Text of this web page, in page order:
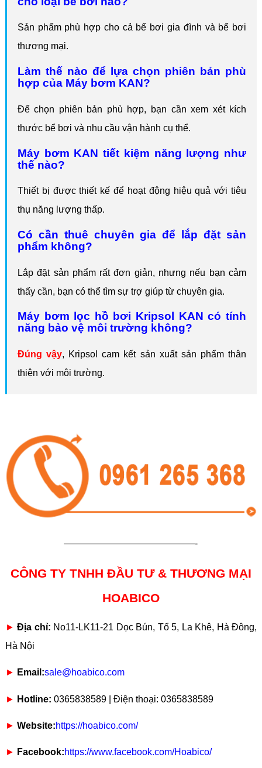
Sản phẩm phù hợp cho cả bể bơi gia đình và bể bơi
thương mại.
Làm thế nào để lựa chọn phiên bản phù
hợp của Máy bơm KAN?
Để chọn phiên bản phù hợp, bạn cần xem xét kích
thước bể bơi và nhu cầu vận hành cụ thể.
Máy bơm KAN tiết kiệm năng lượng như
thế nào?
Thiết bị được thiết kế để hoạt động hiệu quả với tiêu
thụ năng lượng thấp.
Có cần thuê chuyên gia để lắp đặt sản
phẩm không?
Lắp đặt sản phẩm rất đơn giản, nhưng nếu bạn cảm
thấy cần, bạn có thể tìm sự trợ giúp từ chuyên gia.
Máy bơm lọc hồ bơi Kripsol KAN có tính
năng bảo vệ môi trường không?
Đúng vậy, Kripsol cam kết sản xuất sản phẩm thân
thiện với môi trường.
——————————————-
CÔNG TY TNHH ĐẦU TƯ & THƯƠNG MẠI
HOABICO
►Địa chỉ: No11-LK11-21 Dọc Bún, Tổ 5, La Khê, Hà Đông,
Hà Nội
► Email:sale@hoabico.com
► Hotline: 0365838589 | Điện thoại: 0365838589
► Website:https://hoabico.com/
► Facebook:https://www.facebook.com/Hoabico/